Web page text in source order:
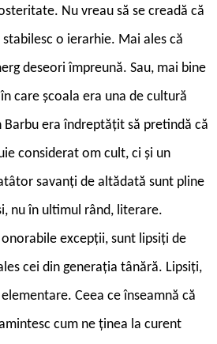
Nu vreau să se creadă că
o ierarhie. Mai ales că
deseori împreună. Sau, mai bine
care școala era una de cultură
Barbu era îndreptățit să pretindă că
considerat om cult, ci și un
savanți de altădată sunt pline
nu în ultimul rând, literare.
excepții, sunt lipsiți de
cei din generația tânără. Lipsiți,
Ceea ce înseamnă că
cum ne ținea la curent